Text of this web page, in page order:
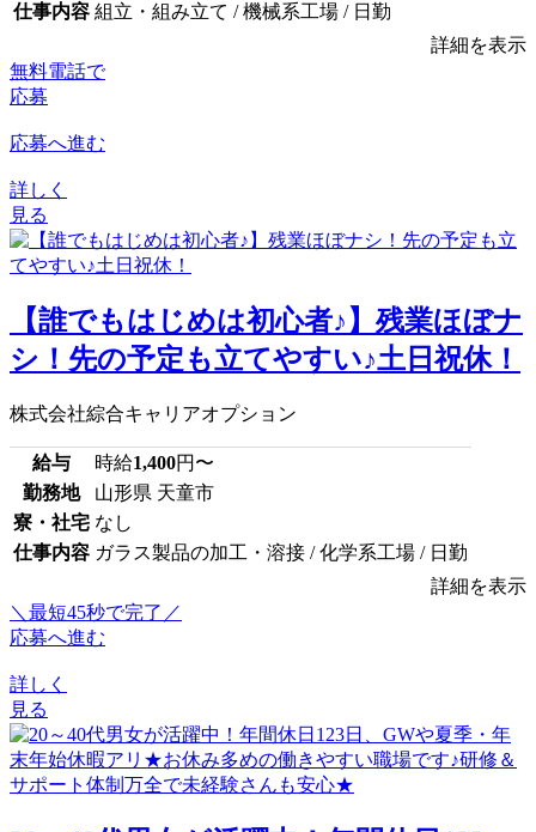
仕事内容 組立・組み立て / 機械系工場 / 日勤
詳細を表示
無料電話で
応募
応募へ進む
詳しく
見る
【誰でもはじめは初心者♪】残業ほぼナ
シ！先の予定も立てやすい♪土日祝休！
株式会社綜合キャリアオプション
給与 時給1,400円〜
勤務地
山形県 天童市
寮・社宅 なし
仕事内容 ガラス製品の加工・溶接 / 化学系工場 / 日勤
詳細を表示
＼最短45秒で完了／
応募へ進む
詳しく
見る